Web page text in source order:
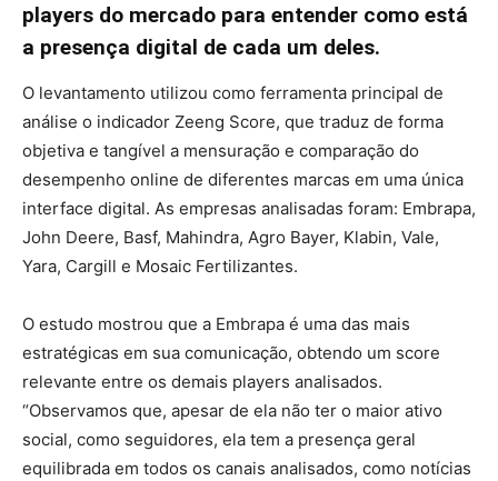
players do mercado para entender como está
a presença digital de cada um deles.
O levantamento utilizou como ferramenta principal de
análise o indicador Zeeng Score, que traduz de forma
objetiva e tangível a mensuração e comparação do
desempenho online de diferentes marcas em uma única
interface digital. As empresas analisadas foram: Embrapa,
John Deere, Basf, Mahindra, Agro Bayer, Klabin, Vale,
Yara, Cargill e Mosaic Fertilizantes.
O estudo mostrou que a Embrapa é uma das mais
estratégicas em sua comunicação, obtendo um score
relevante entre os demais players analisados.
“Observamos que, apesar de ela não ter o maior ativo
social, como seguidores, ela tem a presença geral
equilibrada em todos os canais analisados, como notícias